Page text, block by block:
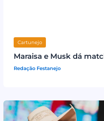
Cartunejo
Maraisa e Musk dá
Redação Festanejo